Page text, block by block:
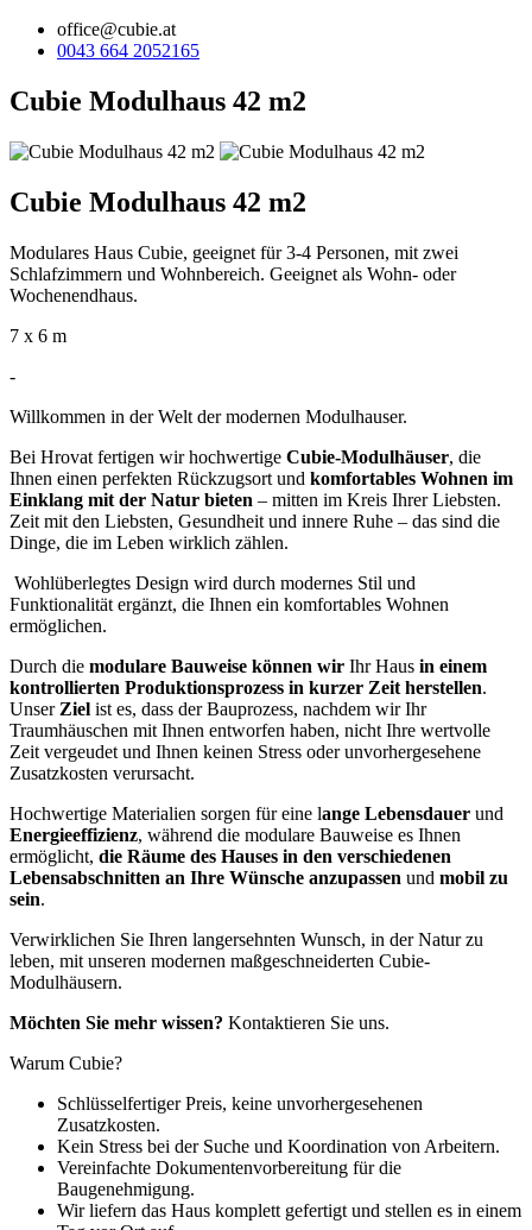
office@cubie.at
0043 664 2052165
Cubie Modulhaus 42 m2
Cubie Modulhaus 42 m2
Modulares Haus Cubie, geeignet für 3-4 Personen, mit zwei
Schlafzimmern und Wohnbereich. Geeignet als Wohn- oder
Wochenendhaus.
7 x 6 m
-
Willkommen in der Welt der modernen Modulhauser.
Bei Hrovat fertigen wir hochwertige Cubie-Modulhäuser, die
Ihnen einen perfekten Rückzugsort und komfortables Wohnen im
Einklang mit der Natur bieten – mitten im Kreis Ihrer Liebsten.
Zeit mit den Liebsten, Gesundheit und innere Ruhe – das sind die
Dinge, die im Leben wirklich zählen.
Wohlüberlegtes Design wird durch modernes Stil und
Funktionalität ergänzt, die Ihnen ein komfortables Wohnen
ermöglichen.
Durch die modulare Bauweise können wir Ihr Haus in einem
kontrollierten Produktionsprozess in kurzer Zeit herstellen.
Unser Ziel ist es, dass der Bauprozess, nachdem wir Ihr
Traumhäuschen mit Ihnen entworfen haben, nicht Ihre wertvolle
Zeit vergeudet und Ihnen keinen Stress oder unvorhergesehene
Zusatzkosten verursacht.
Hochwertige Materialien sorgen für eine lange Lebensdauer und
Energieeffizienz, während die modulare Bauweise es Ihnen
ermöglicht, die Räume des Hauses in den verschiedenen
Lebensabschnitten an Ihre Wünsche anzupassen und mobil zu
sein.
Verwirklichen Sie Ihren langersehnten Wunsch, in der Natur zu
leben, mit unseren modernen maßgeschneiderten Cubie-
Modulhäusern.
Möchten Sie mehr wissen? Kontaktieren Sie uns.
Warum Cubie?
Schlüsselfertiger Preis, keine unvorhergesehenen
Zusatzkosten.
Kein Stress bei der Suche und Koordination von Arbeitern.
Vereinfachte Dokumentenvorbereitung für die
Baugenehmigung.
Wir liefern das Haus komplett gefertigt und stellen es in einem